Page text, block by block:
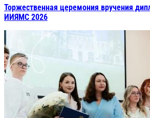
Торжественная церемония вручения
ИИЯМС 2026